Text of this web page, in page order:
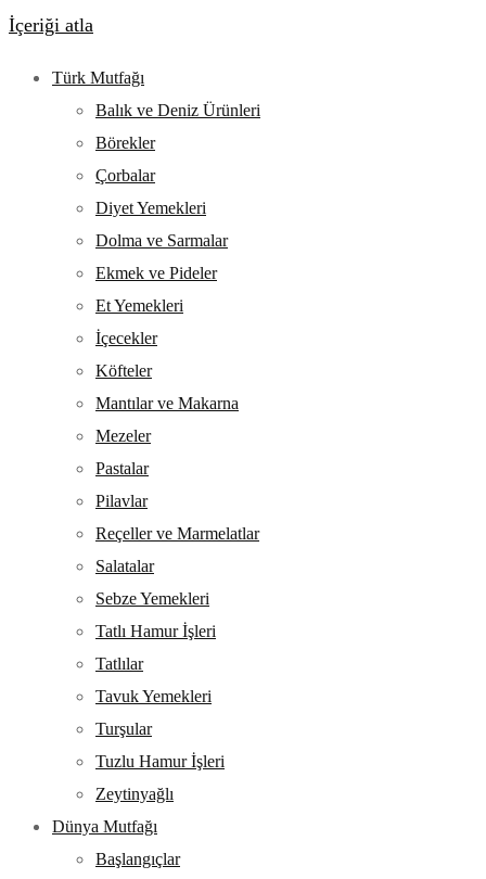
İçeriği atla
Türk Mutfağı
Balık ve Deniz Ürünleri
Börekler
Çorbalar
Diyet Yemekleri
Dolma ve Sarmalar
Ekmek ve Pideler
Et Yemekleri
İçecekler
Köfteler
Mantılar ve Makarna
Mezeler
Pastalar
Pilavlar
Reçeller ve Marmelatlar
Salatalar
Sebze Yemekleri
Tatlı Hamur İşleri
Tatlılar
Tavuk Yemekleri
Turşular
Tuzlu Hamur İşleri
Zeytinyağlı
Dünya Mutfağı
Başlangıçlar